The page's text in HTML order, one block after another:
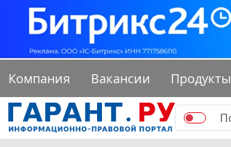
Компания Вакансии Продукты